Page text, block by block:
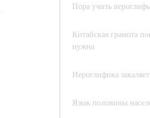
Пора учить
Китайская грамота
нужна
Иероглифика
Язык половины